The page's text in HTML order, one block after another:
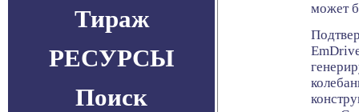
Тираж
РЕСУРСЫ
Поиск
может